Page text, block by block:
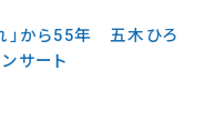
」から55年 五木ひろ
サート